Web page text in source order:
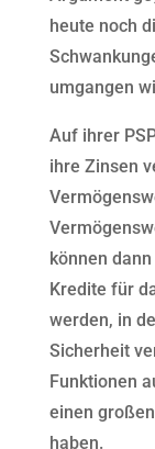
heute noch
umgangen
Auf ihrer
ihre Zinsen
können
Kredite für
werden, in
Sicherheit
Funktionen
einen
haben.